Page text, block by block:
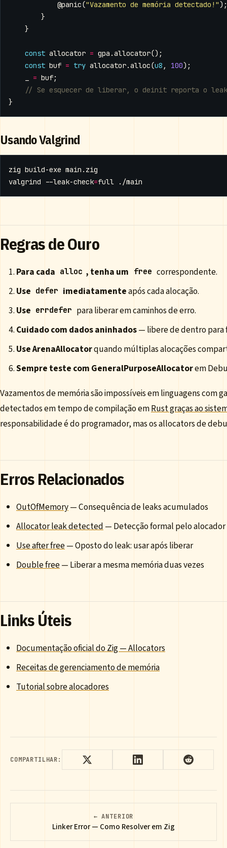
@panic("Vazamento de memória detectado!");
}
}
const allocator = gpa .allocator();
const buf = try allocator.alloc(u8 , 100);
= buf;
}
Usando Valgrind
valgrind --leak-check=
Regras de Ouro
Para cada alloc , tenha um free correspondente.
Use defer imediatamenteapós cada alocação.
Use errdefer para liberar em caminhos de erro.
Cuidado com dados aninhados— libere de dentro para
Use ArenaAllocatorquando múltiplas alocações
Sempre teste com GeneralPurposeAllocatorem
Vazamentos de memória são impossíveis em linguagens com
detectados em tempo de compilação emRust graças ao
responsabilidade é do programador, mas os allocators de
Erros Relacionados
OutOfMemory— Consequência de leaks acumulados
Allocator leak detected — Detecção formal pelo alocador
Use after free— Oposto do leak: usar após liberar
Double free— Liberar a mesma memória duas vezes
Links Úteis
Documentação oficial do Zig — Allocators
Receitas de gerenciamento de memória
Tutorial sobre alocadores
COMPARTILHAR:
← ANTERIOR
Linker Error — Como Resolver em Zig